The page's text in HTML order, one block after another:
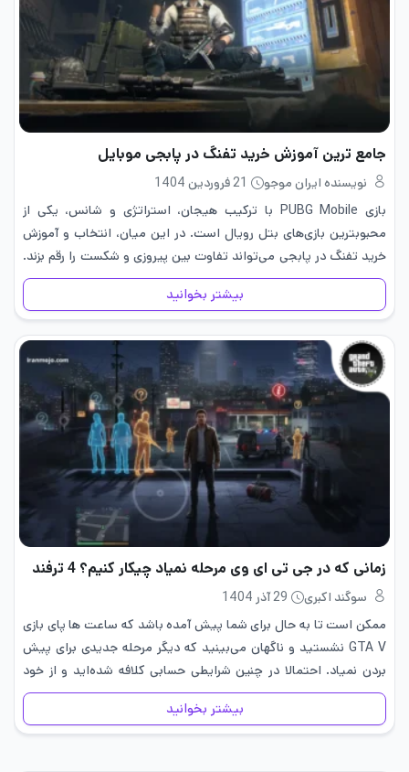
جامع ترین آموزش خرید تفنگ در پابجی موبایل
نویسنده ایران موجو
21 فروردین 1404
بازی PUBG Mobile با ترکیب هیجان، استراتژی و شانس، یکی از
محبوبترین بازی‌های بتل رویال است. در این میان، انتخاب و آموزش
خرید تفنگ در پابجی می‌تواند تفاوت بین پیروزی و شکست را رقم بزند.
اما آیا می‌دانید چطور باید…
بیشتر بخوانید
زمانی که در جی تی ای وی مرحله نمیاد چیکار کنیم؟ 4 ترفند
سوگند اکبری
29 آذر 1404
ممکن است تا به حال برای شما پیش آمده باشد که ساعت ها پای بازی
GTA V نشستید و ناگهان می‌بینید که دیگر مرحله جدیدی برای پیش
بردن نمیاد. احتمالا در چنین شرایطی حسابی کلافه شده‌اید و از خود
می‌پرسید…
بیشتر بخوانید